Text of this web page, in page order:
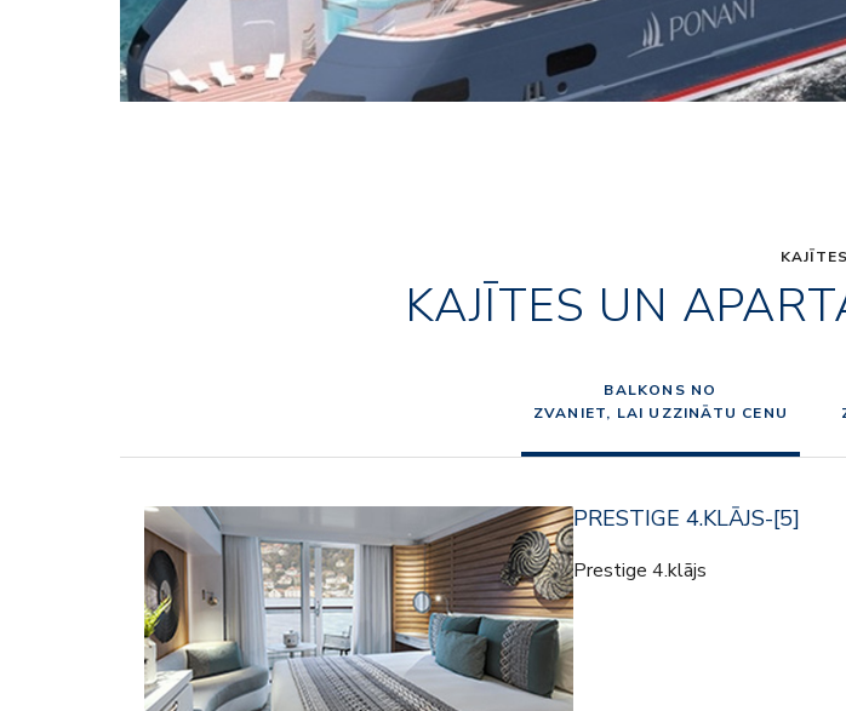
KAJĪTES
KAJĪTES UN
BALKONS NO
ZVANIET, LAI UZZINĀTU CENU
PRESTIGE 4.KLĀJS-[5]
Prestige 4.klājs